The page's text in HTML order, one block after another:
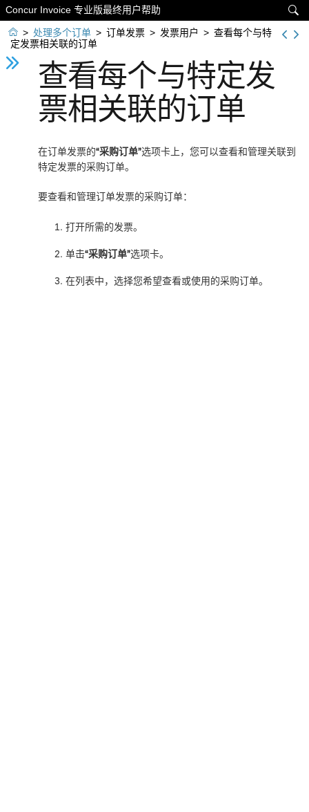

Concur Invoice 专业版最终用户帮助
 > 处理多个订单 > 订单发票 > 发票用户 > 查看每个与特
定发票相关联的订单
查看每个与特定发
票相关联的订单
在订单发票的“采购订单”选项卡上，您可以查看和管理关联到
特定发票的采购订单。
要查看和管理订单发票的采购订单：
打开所需的发票。
单击“采购订单”选项卡。
在列表中，选择您希望查看或使用的采购订单。